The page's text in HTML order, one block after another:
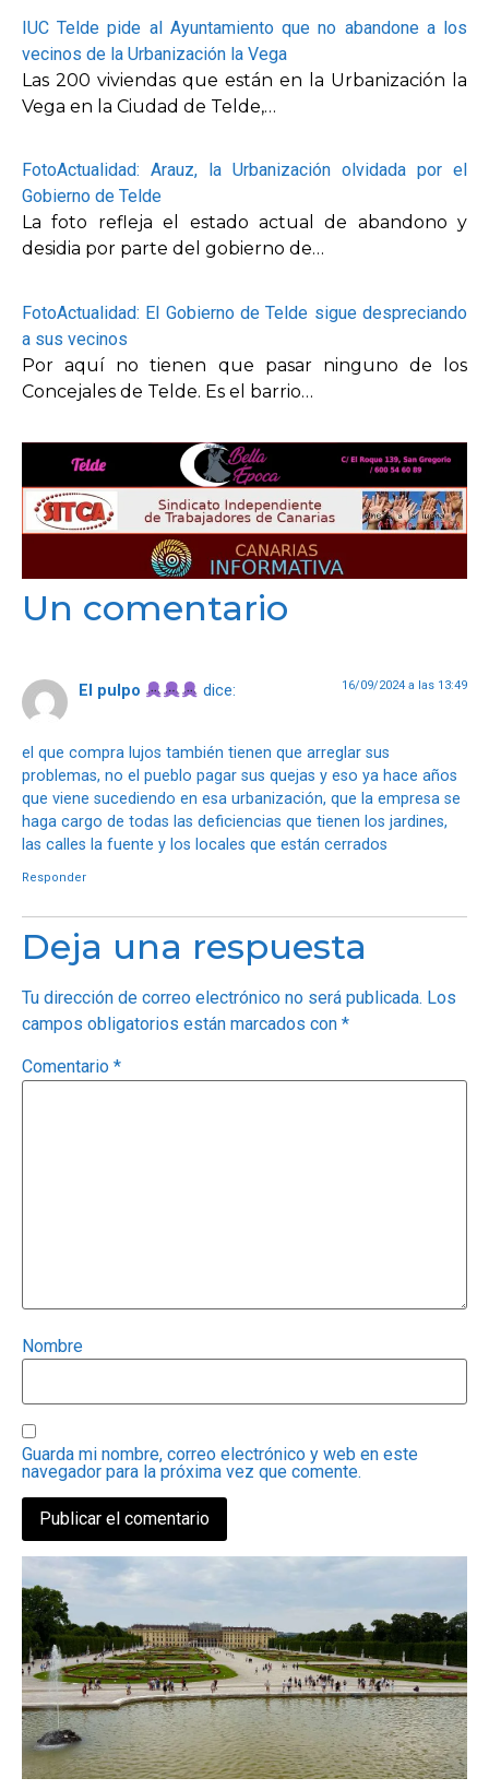
IUC Telde pide al Ayuntamiento que no abandone a los
vecinos de la Urbanización la Vega
Las 200 viviendas que están en la Urbanización la
Vega en la Ciudad de Telde,…
FotoActualidad: Arauz, la Urbanización olvidada por el
Gobierno de Telde
La foto refleja el estado actual de abandono y
desidia por parte del gobierno de…
FotoActualidad: El Gobierno de Telde sigue despreciando
a sus vecinos
Por aquí no tienen que pasar ninguno de los
Concejales de Telde. Es el barrio…
Un comentario
El pulpo dice: 16/09/2024 a las 13:49
el que compra lujos también tienen que arreglar sus
problemas, no el pueblo pagar sus quejas y eso ya hace años
que viene sucediendo en esa urbanización, que la empresa se
haga cargo de todas las deficiencias que tienen los jardines,
las calles la fuente y los locales que están cerrados
Responder
Deja una respuesta
Tu dirección de correo electrónico no será publicada. Los
campos obligatorios están marcados con *
Comentario *
Nombre
Guarda mi nombre, correo electrónico y web en este
navegador para la próxima vez que comente.